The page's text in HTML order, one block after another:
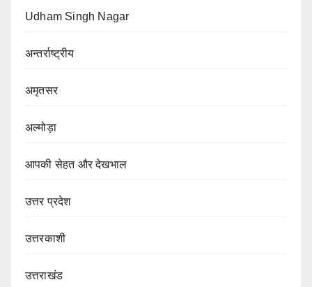
Udham Singh Nagar
अन्तर्राष्ट्रीय
अमृतसर
अल्मोड़ा
आपकी सेहत और देखभाल
उत्तर प्रदेश
उत्तरकाशी
उत्तराखंड